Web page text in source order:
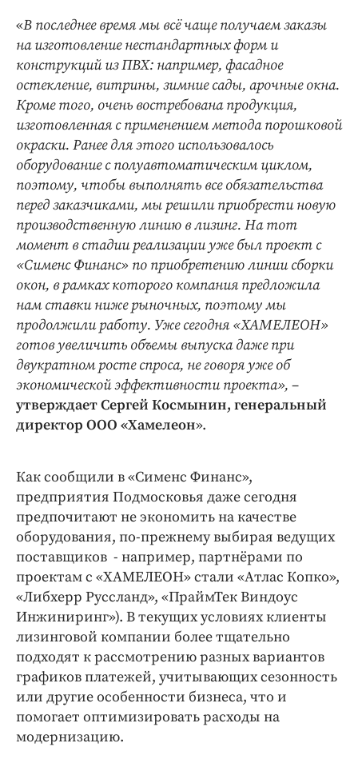
«В последнее время мы всё чаще получаем заказы
на изготовление нестандартных форм и
конструкций из ПВХ: например, фасадное
остекление, витрины, зимние сады, арочные окна.
Кроме того, очень востребована продукция,
изготовленная с применением метода порошковой
окраски. Ранее для этого использовалось
оборудование с полуавтоматическим циклом,
поэтому, чтобы выполнять все обязательства
перед заказчиками, мы решили приобрести новую
производственную линию в лизинг. На тот
момент в стадии реализации уже был проект с
«Сименс Финанс» по приобретению линии сборки
окон, в рамках которого компания предложила
нам ставки ниже рыночных, поэтому мы
продолжили работу. Уже сегодня «ХАМЕЛЕОН»
готов увеличить объемы выпуска даже при
двукратном росте спроса, не говоря уже об
экономической эффективности проекта», –
утверждает Сергей Космынин, генеральный
директор ООО «Хамелеон».
Как сообщили в «Сименс Финанс»,
предприятия Подмосковья даже сегодня
предпочитают не экономить на качестве
оборудования, по-прежнему выбирая ведущих
поставщиков - например, партнёрами по
проектам с «ХАМЕЛЕОН» стали «Атлас Копко»,
«Либхерр Руссланд», «ПраймТек Виндоус
Инжиниринг»). В текущих условиях клиенты
лизинговой компании более тщательно
подходят к рассмотрению разных вариантов
графиков платежей, учитывающих сезонность
или другие особенности бизнеса, что и
помогает оптимизировать расходы на
модернизацию.